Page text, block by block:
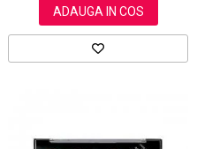
ADAUGA IN COS